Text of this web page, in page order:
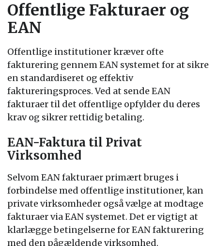
Offentlige Fakturaer og
EAN
Offentlige institutioner kræver ofte
fakturering gennem EAN systemet for at sikre
en standardiseret og effektiv
faktureringsproces. Ved at sende EAN
fakturaer til det offentlige opfylder du deres
krav og sikrer rettidig betaling.
EAN-Faktura til Privat
Virksomhed
Selvom EAN fakturaer primært bruges i
forbindelse med offentlige institutioner, kan
private virksomheder også vælge at modtage
fakturaer via EAN systemet. Det er vigtigt at
klarlægge betingelserne for EAN fakturering
med den pågældende virksomhed.